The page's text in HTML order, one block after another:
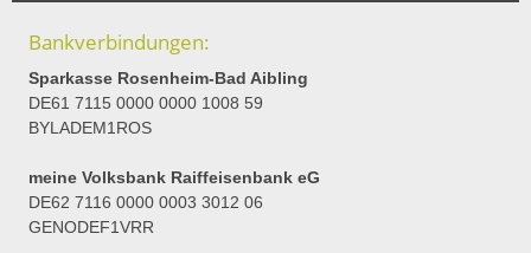
Bankverbindungen:
Sparkasse Rosenheim-Bad Aibling
DE61 7115 0000 0000 1008 59
BYLADEM1ROS
meine Volksbank Raiffeisenbank eG
DE62 7116 0000 0003 3012 06
GENODEF1VRR